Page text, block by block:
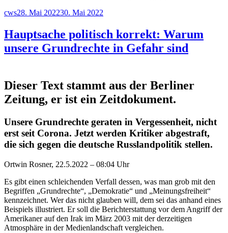
Autor
cwsVeröffentlicht
28. Mai 202230. Mai 2022
Hauptsache politisch korrekt: Warum
unsere Grundrechte in Gefahr sind
Dieser Text stammt aus der Berliner
Zeitung, er ist ein Zeitdokument.
Unsere Grundrechte geraten in Vergessenheit, nicht
erst seit Corona. Jetzt werden Kritiker abgestraft,
die sich gegen die deutsche Russlandpolitik stellen.
Ortwin Rosner, 22.5.2022 – 08:04 Uhr
Es gibt einen schleichenden Verfall dessen, was man grob mit den
Begriffen „Grundrechte“, „Demokratie“ und „Meinungsfreiheit“
kennzeichnet. Wer das nicht glauben will, dem sei das anhand eines
Beispiels illustriert. Er soll die Berichterstattung vor dem Angriff der
Amerikaner auf den Irak im März 2003 mit der derzeitigen
Atmosphäre in der Medienlandschaft vergleichen.